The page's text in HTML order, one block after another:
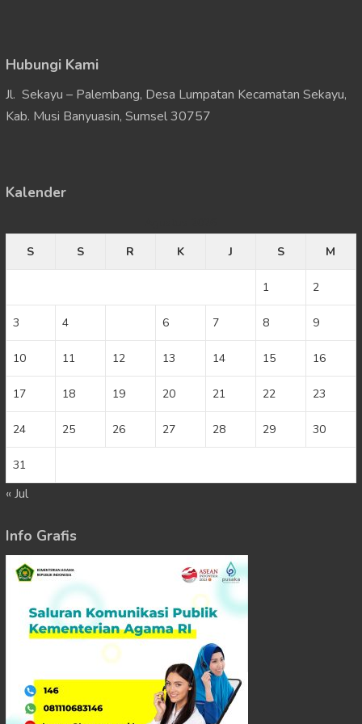
Hubungi Kami
Jl. Sekayu – Palembang, Desa Lumpatan Kecamatan Sekayu,
Kab. Musi Banyuasin, Sumsel 30757
Kalender
S
S R K J S M
1 2
3 4 6 7 8 9
10 11 12 13 14 15 16
17 18 19 20 21 22 23
24 25 26 27 28 29 30
31
« Jul
Info Grafis